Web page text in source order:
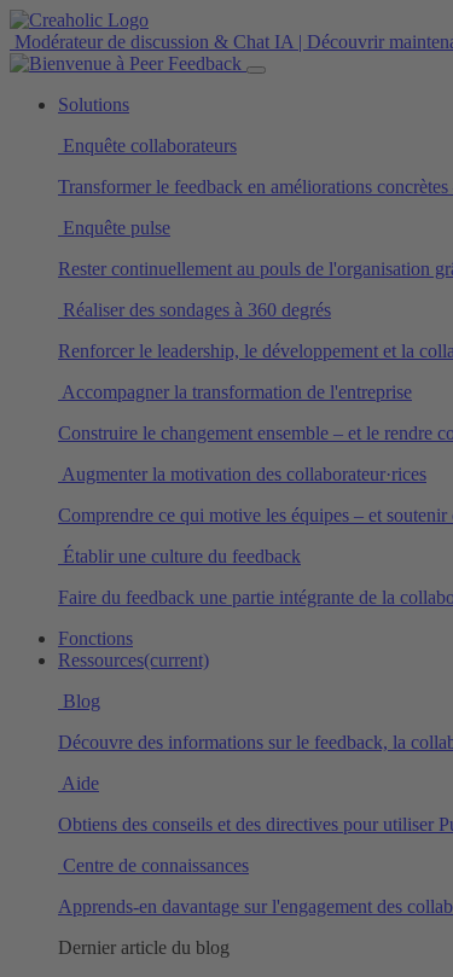
Modérateur de discussion & Chat IA | Découvrir
Solutions
Enquête collaborateurs
Transformer le feedback en améliorations
Enquête pulse
Rester continuellement au pouls de l'organisation
Réaliser des sondages à 360 degrés
Renforcer le leadership, le développement et la
Accompagner la transformation de l'entreprise
Construire le changement ensemble – et le rendre
Augmenter la motivation des collaborateur·rices
Comprendre ce qui motive les équipes – et
Établir une culture du feedback
Faire du feedback une partie intégrante de la
Fonctions
Ressources(current)
Blog
Découvre des informations sur le feedback, la
Aide
Obtiens des conseils et des directives pour utiliser
Centre de connaissances
Apprends-en davantage sur l'engagement des
Dernier article du blog